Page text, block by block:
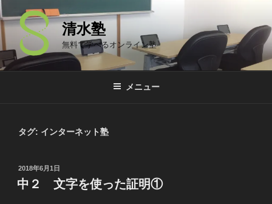
コ
ン
テ
ン
ツ
清水塾
無料で学べるオンライン塾
メニュー
タグ: インターネット塾
投
稿
日:
2018年6月1日
中２ 文字を使った証明①